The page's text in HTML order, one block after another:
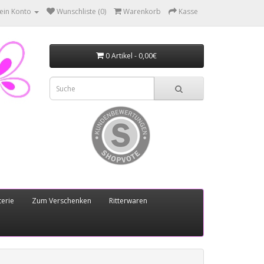
Konto Wunschliste (0) Warenkorb Kasse
0 Artikel - 0,00€
Zum Verschenken Ritterwaren